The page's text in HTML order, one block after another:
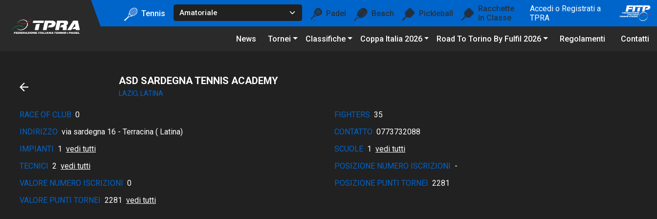
Tennis Padel Beach Pickleball
Racchette
In Classe
Accedi o Registrati a
TPRA
News Tornei Classifiche Coppa Italia 2026 Road To Torino By Fulfil 2026 Regolamenti Contatti
ASD SARDEGNA TENNIS ACADEMY
LAZIO, LATINA
RACE OF CLUB 0 FIGHTERS 35
INDIRIZZO via sardegna 16 - Terracina ( Latina) CONTATTO 0773732088
IMPIANTI 1 vedi tutti SCUOLE 1 vedi tutti
TECNICI 2 vedi tutti POSIZIONE NUMERO ISCRIZIONI -
VALORE NUMERO ISCRIZIONI 0 POSIZIONE PUNTI TORNEI 2281
VALORE PUNTI TORNEI 2281 vedi tutti